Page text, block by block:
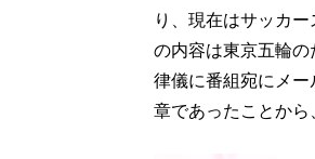
り、現在はサッカ
の内容は東京五輪の
律儀に番組宛にメ
章であったことから